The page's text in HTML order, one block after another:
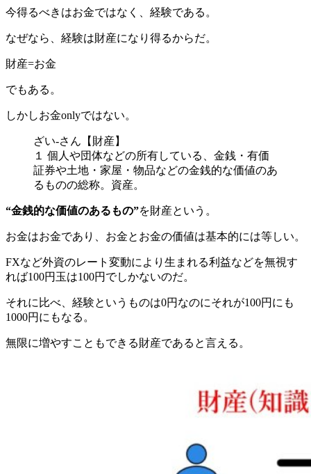
今得るべきはお金ではなく、経験である。
なぜなら、経験は財産になり得るからだ。
財産=お金
でもある。
しかしお金onlyではない。
ざい‐さん【財産】
１ 個人や団体などの所有している、金銭・有価
証券や土地・家屋・物品などの金銭的な価値のあ
るものの総称。資産。
“金銭的な価値のあるもの”を財産という。
お金はお金であり、お金とお金の価値は基本的には等しい。
FXなど外資のレート変動により生まれる利益などを無視す
れば100円玉は100円でしかないのだ。
それに比べ、経験というものは0円なのにそれが100円にも
1000円にもなる。
無限に増やすこともできる財産であると言える。